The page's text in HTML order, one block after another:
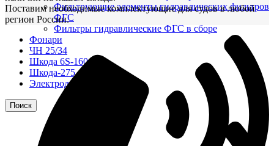
Фильтрующие элементы гидравлических фильтров
ФГС
Фильтры гидравлические ФГС в сборе
Фонари
ЧН 25/34
Шкода 6S-160
Шкода-275
Электродвигатели
Поиск
Поставим необходимые комплектующие для судов в любой
регион России.